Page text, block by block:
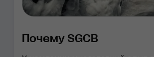
Почему SGCB